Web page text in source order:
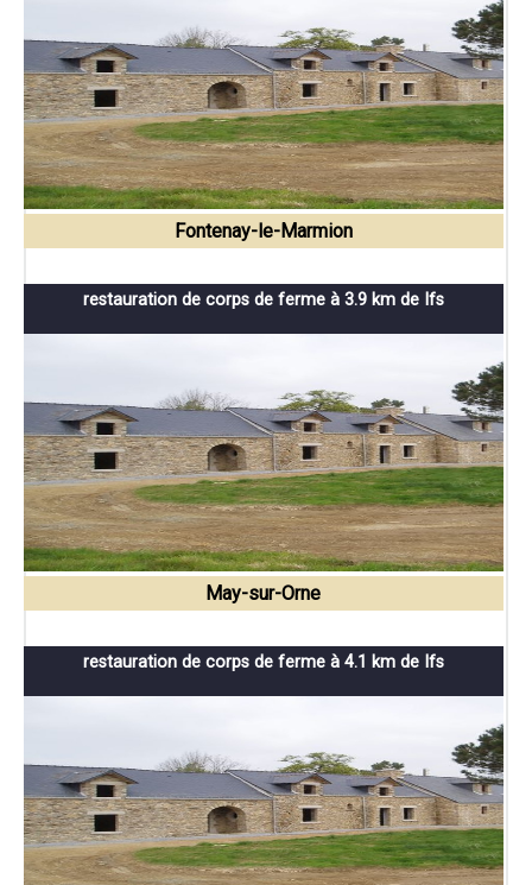
Fontenay-le-Marmion
restauration de corps de ferme à 3.9 km de Ifs
May-sur-Orne
restauration de corps de ferme à 4.1 km de Ifs